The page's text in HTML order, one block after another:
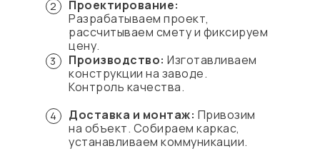
2
Проектирование:
Разрабатываем проект,
рассчитываем смету и фиксируем
цену.
3 Производство: Изготавливаем
конструкции на заводе.
Контроль качества.
4 Доставка и монтаж: Привозим
на объект. Собираем каркас,
устанавливаем коммуникации.